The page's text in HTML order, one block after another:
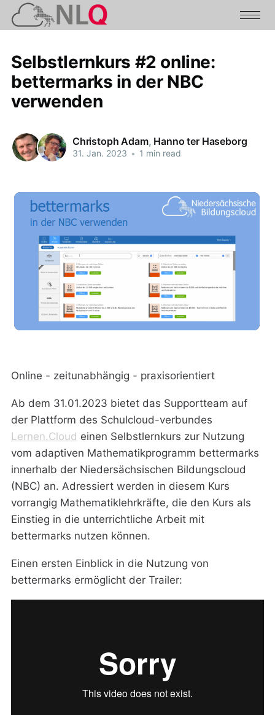
Selbstlernkurs #2 online:
bettermarks in der NBC
verwenden
Christoph Adam, Hanno ter Haseborg
31. Jan. 2023 • 1 min read
Online - zeitunabhängig - praxisorientiert
Ab dem 31.01.2023 bietet das Supportteam auf
der Plattform des Schulcloud-verbundes
Lernen.Cloud einen Selbstlernkurs zur Nutzung
vom adaptiven Mathematikprogramm bettermarks
innerhalb der Niedersächsischen Bildungscloud
(NBC) an. Adressiert werden in diesem Kurs
vorrangig Mathematiklehrkräfte, die den Kurs als
Einstieg in die unterrichtliche Arbeit mit
bettermarks nutzen können.
Einen ersten Einblick in die Nutzung von
bettermarks ermöglicht der Trailer: